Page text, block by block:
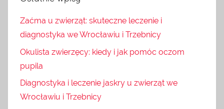
Zaćma u zwierząt: skuteczne leczenie i
diagnostyka we Wrocławiu i Trzebnicy
Okulista zwierzęcy: kiedy i jak pomóc oczom
pupila
Diagnostyka i leczenie jaskry u zwierząt we
Wrocławiu i Trzebnicy